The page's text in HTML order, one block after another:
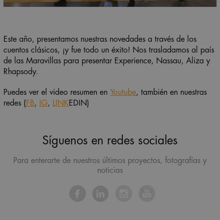
Este año, presentamos nuestras novedades a través de los
cuentos clásicos, ¡y fue todo un éxito! Nos trasladamos al país
de las Maravillas para presentar Experience, Nassau, Aliza y
Rhapsody.
Puedes ver el video resumen en Youtube, también en nuestras
redes (FB, IG, LINKEDIN)
Síguenos en redes sociales
Para enterarte de nuestros últimos proyectos, fotografías y
noticias